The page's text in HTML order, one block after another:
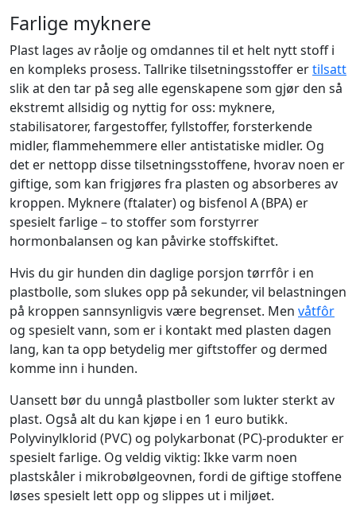
Farlige myknere
Plast lages av råolje og omdannes til et helt nytt stoff i
en kompleks prosess. Tallrike tilsetningsstoffer ertilsatt
slik at den tar på seg alle egenskapene som gjør den så
ekstremt allsidig og nyttig for oss: myknere,
stabilisatorer, fargestoffer, fyllstoffer, forsterkende
midler, flammehemmere eller antistatiske midler. Og
det er nettopp disse tilsetningsstoffene, hvorav noen er
giftige, som kan frigjøres fra plasten og absorberes av
kroppen. Myknere (ftalater) og bisfenol A (BPA) er
spesielt farlige – to stoffer som forstyrrer
hormonbalansen og kan påvirke stoffskiftet.
Hvis du gir hunden din daglige porsjon tørrfôr i en
plastbolle, som slukes opp på sekunder, vil belastningen
på kroppen sannsynligvis være begrenset. Men våtfôr
og spesielt vann, som er i kontakt med plasten dagen
lang, kan ta opp betydelig mer giftstoffer og dermed
komme inn i hunden.
Uansett bør du unngå plastboller som lukter sterkt av
plast. Også alt du kan kjøpe i en 1 euro butikk.
Polyvinylklorid (PVC) og polykarbonat (PC)-produkter er
spesielt farlige. Og veldig viktig: Ikke varm noen
plastskåler i mikrobølgeovnen, fordi de giftige stoffene
løses spesielt lett opp og slippes ut i miljøet.